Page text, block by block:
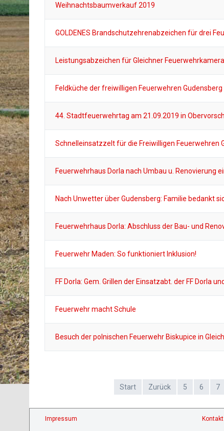
Weihnachtsbaumverkauf 2019
GOLDENES Brandschutzehrenabzeichen für drei
Leistungsabzeichen für Gleichner
Feldküche der freiwilligen Feuerwehren Gudensberg
44. Stadtfeuerwehrtag am 21.09.2019 in
Schnelleinsatzzelt für die Freiwilligen Feuerwehren
Feuerwehrhaus Dorla nach Umbau u. Renovierung
Nach Unwetter über Gudensberg: Familie bedankt
Feuerwehrhaus Dorla: Abschluss der Bau- und
Feuerwehr Maden: So funktioniert Inklusion!
FF Dorla: Gem. Grillen der Einsatzabt. der FF Dorla
Feuerwehr macht Schule
Besuch der polnischen Feuerwehr Biskupice in
Start Zurück 5 6 7
Impressum Kontakt